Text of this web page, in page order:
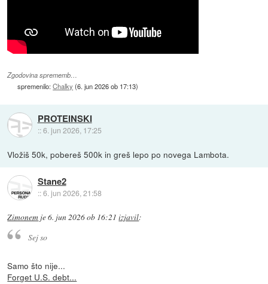
Zgodovina sprememb…
spremenilo:Chalky (6. jun 2026 ob 17:13)
PROTEINSKI
::6. jun 2026, 17:25
Vložiš 50k, pobereš 500k in greš lepo po novega Lambota.
Stane2
::6. jun 2026, 21:58
Zimonem je6. jun 2026 ob 16:21 izjavil:
Sej so
Samo što nije...
Forget U.S. debt...